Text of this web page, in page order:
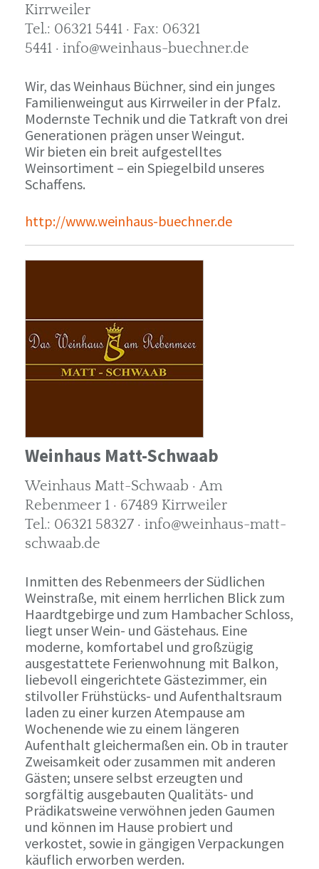
Kirrweiler
Tel.: 06321 5441 · Fax: 06321
5441 · info@weinhaus-buechner.de
Wir, das Weinhaus Büchner, sind ein junges
Familienweingut aus Kirrweiler in der Pfalz.
Modernste Technik und die Tatkraft von drei
Generationen prägen unser Weingut.
Wir bieten ein breit aufgestelltes
Weinsortiment – ein Spiegelbild unseres
Schaffens.
http://www.weinhaus-buechner.de
Weinhaus Matt-Schwaab
Weinhaus Matt-Schwaab · Am
Rebenmeer 1 · 67489 Kirrweiler
Tel.: 06321 58327 · info@weinhaus-matt-
schwaab.de
Inmitten des Rebenmeers der Südlichen
Weinstraße, mit einem herrlichen Blick zum
Haardtgebirge und zum Hambacher Schloss,
liegt unser Wein- und Gästehaus. Eine
moderne, komfortabel und großzügig
ausgestattete Ferienwohnung mit Balkon,
liebevoll eingerichtete Gästezimmer, ein
stilvoller Frühstücks- und Aufenthaltsraum
laden zu einer kurzen Atempause am
Wochenende wie zu einem längeren
Aufenthalt gleichermaßen ein. Ob in trauter
Zweisamkeit oder zusammen mit anderen
Gästen; unsere selbst erzeugten und
sorgfältig ausgebauten Qualitäts- und
Prädikatsweine verwöhnen jeden Gaumen
und können im Hause probiert und
verkostet, sowie in gängigen Verpackungen
käuflich erworben werden.